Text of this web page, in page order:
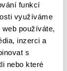
funkcí
využíváme
používáte,
inzerci a
s
nebo které